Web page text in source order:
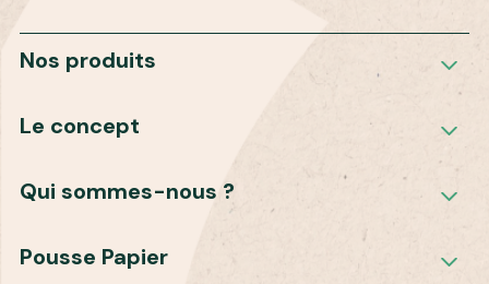
Nos produits
Le concept
Qui sommes-nous ?
Pousse Papier